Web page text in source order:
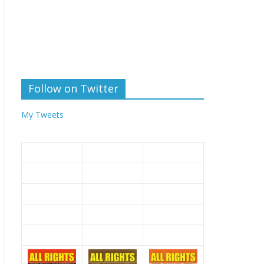
Follow on Twitter
My Tweets